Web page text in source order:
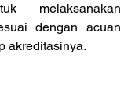
melaksanakan
dengan acuan
akreditasinya.